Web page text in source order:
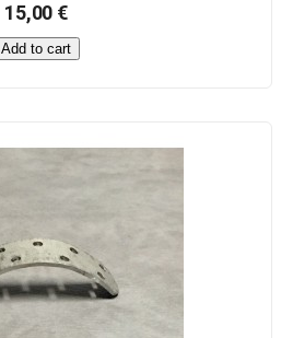
15,00 €
Add to cart